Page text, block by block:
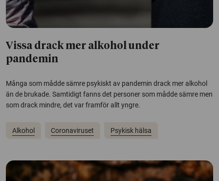
Vissa drack mer alkohol under
pandemin
Många som mådde sämre psykiskt av pandemin drack mer alkohol
än de brukade. Samtidigt fanns det personer som mådde sämre men
som drack mindre, det var framför allt yngre.
Alkohol Coronaviruset Psykisk hälsa